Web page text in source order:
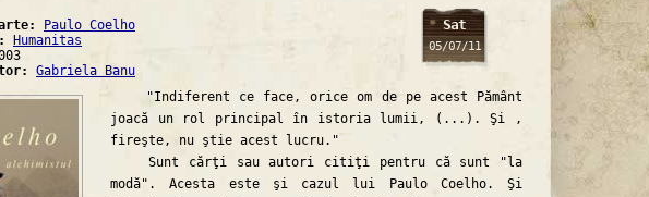
Sat
05/07/11
Paulo Coelho
Humanitas
Gabriela Banu
"Indiferent ce face, orice om de pe acest Pământ
joacă un rol principal în istoria lumii, (...). Şi ,
fireşte, nu ştie acest lucru."
Sunt cărţi sau autori citiţi pentru că sunt "la
modă". Acesta este şi cazul lui Paulo Coelho. Şi